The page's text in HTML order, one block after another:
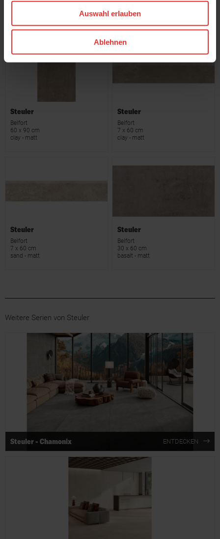
Auswahl erlauben
Ablehnen
30 x 60 cm
Steuler
Belfort
60 x 90 cm
clay - matt
Steuler
Belfort
7 x 60 cm
clay - matt
Steuler
Belfort
7 x 60 cm
sand - matt
Steuler
Belfort
30 x 60 cm
basalt - matt
Weitere Serien von Steuler
Steuler - Chamonix ENTDECKEN